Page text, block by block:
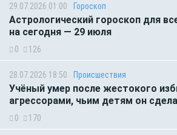
29.07.2026 01:00 Гороскоп
Астрологический гороскоп для
на сегодня — 29 июля
0 126
28.07.2026 18:50 Происшествия
Учёный умер после жестокого
агрессорами, чьим детям он
0 170